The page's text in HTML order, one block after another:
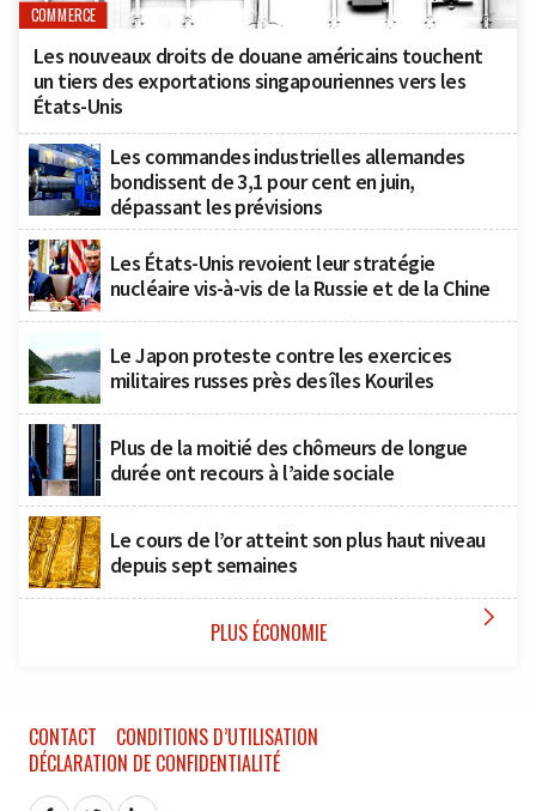
COMMERCE
Les nouveaux droits de douane américains touchent
un tiers des exportations singapouriennes vers les
États-Unis
Les commandes industrielles allemandes
bondissent de 3,1 pour cent en juin,
dépassant les prévisions
Les États-Unis revoient leur stratégie
nucléaire vis-à-vis de la Russie et de la Chine
Le Japon proteste contre les exercices
militaires russes près des îles Kouriles
Plus de la moitié des chômeurs de longue
durée ont recours à l’aide sociale
Le cours de l’or atteint son plus haut niveau
depuis sept semaines
PLUS ÉCONOMIE 
CONTACT
CONDITIONS D’UTILISATION
DÉCLARATION DE CONFIDENTIALITÉ